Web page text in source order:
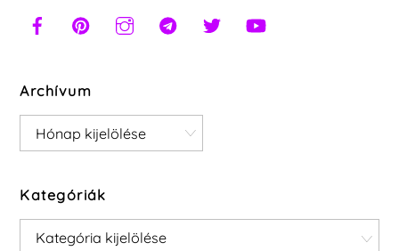
Archívum
Archívum
Kategóriák
Kategóriák